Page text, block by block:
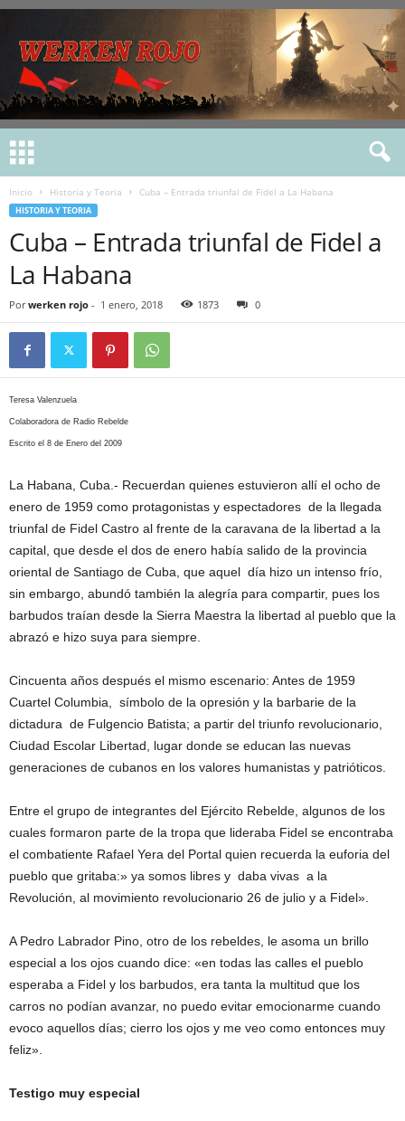
Inicio Historia y Teoria Cuba – Entrada triunfal de Fidel a La Habana
HISTORIA Y TEORIA
Cuba – Entrada triunfal de Fidel a
La Habana
Por werken rojo - 1 enero, 2018 1873 0
Teresa Valenzuela
Colaboradora de Radio Rebelde
Escrito el 8 de Enero del 2009
La Habana, Cuba.- Recuerdan quienes estuvieron allí el ocho de
enero de 1959 como protagonistas y espectadores de la llegada
triunfal de Fidel Castro al frente de la caravana de la libertad a la
capital, que desde el dos de enero había salido de la provincia
oriental de Santiago de Cuba, que aquel día hizo un intenso frío,
sin embargo, abundó también la alegría para compartir, pues los
barbudos traían desde la Sierra Maestra la libertad al pueblo que la
abrazó e hizo suya para siempre.
Cincuenta años después el mismo escenario: Antes de 1959
Cuartel Columbia, símbolo de la opresión y la barbarie de la
dictadura de Fulgencio Batista; a partir del triunfo revolucionario,
Ciudad Escolar Libertad, lugar donde se educan las nuevas
generaciones de cubanos en los valores humanistas y patrióticos.
Entre el grupo de integrantes del Ejército Rebelde, algunos de los
cuales formaron parte de la tropa que lideraba Fidel se encontraba
el combatiente Rafael Yera del Portal quien recuerda la euforia del
pueblo que gritaba:» ya somos libres y daba vivas a la
Revolución, al movimiento revolucionario 26 de julio y a Fidel».
A Pedro Labrador Pino, otro de los rebeldes, le asoma un brillo
especial a los ojos cuando dice: «en todas las calles el pueblo
esperaba a Fidel y los barbudos, era tanta la multitud que los
carros no podían avanzar, no puedo evitar emocionarme cuando
evoco aquellos días; cierro los ojos y me veo como entonces muy
feliz».
Testigo muy especial